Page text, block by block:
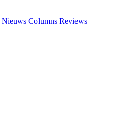
Nieuws Columns Reviews